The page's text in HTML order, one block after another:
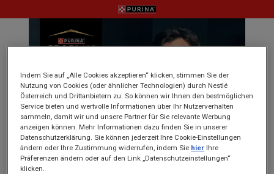
to
Indem Sie auf „Alle Cookies akzeptieren“ klicken, stimmen Sie der
Nutzung von Cookies (oder ähnlicher Technologien) durch Nestlé
Österreich und Drittanbietern zu. So können wir Ihnen den bestmöglichen
Service bieten und wertvolle Informationen über Ihr Nutzerverhalten
sammeln, damit wir und unsere Partner für Sie relevante Werbung
anzeigen können. Mehr Informationen dazu finden Sie in unserer
Datenschutzerklärung. Sie können jederzeit Ihre Cookie-Einstellungen
ändern oder Ihre Zustimmung widerrufen, indem Sie hier Ihre
Präferenzen ändern oder auf den Link „Datenschutzeinstellungen“
klicken.